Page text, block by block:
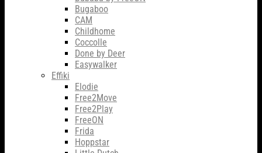
Bugaboo
CAM
Childhome
Coccolle
Done by Deer
Easywalker
Effiki
Elodie
Free2Move
Free2Play
FreeON
Frida
Hoppstar